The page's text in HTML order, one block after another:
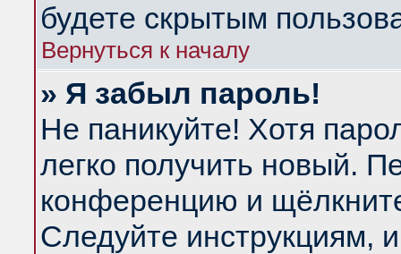
будете скрытым
Вернуться к началу
» Я забыл пароль!
Не паникуйте! Хотя
легко получить новый.
конференцию и
Следуйте инструкциям,